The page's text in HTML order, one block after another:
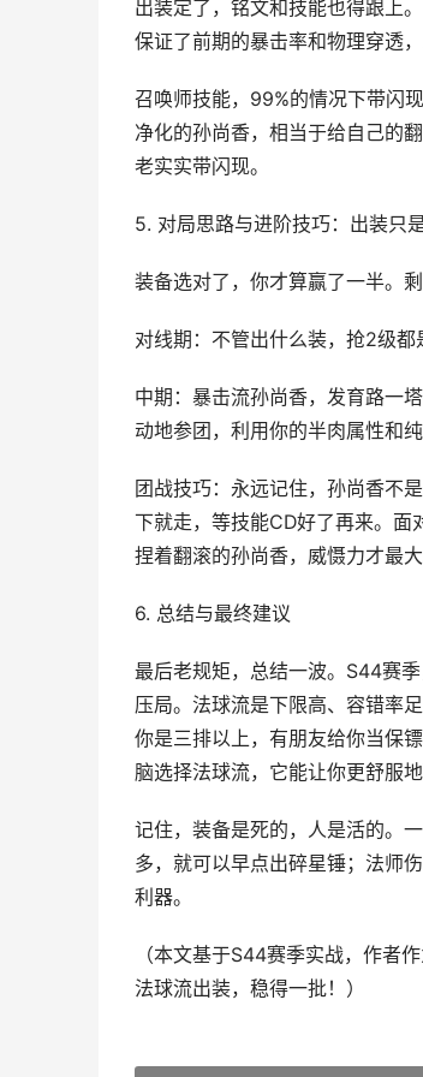
出装定了，铭文和技能也得跟上
保证了前期的暴击率和物理穿透，
召唤师技能，99%的情况下带闪
净化的孙尚香，相当于给自己的
老实实带闪现。
5. 对局思路与进阶技巧：出装只
装备选对了，你才算赢了一半。
对线期：不管出什么装，抢2级都
中期：暴击流孙尚香，发育路一
动地参团，利用你的半肉属性和
团战技巧：永远记住，孙尚香不
下就走，等技能CD好了再来。面
捏着翻滚的孙尚香，威慑力才最大
6. 总结与最终建议
最后老规矩，总结一波。S44赛
压局。法球流是下限高、容错率
你是三排以上，有朋友给你当保
脑选择法球流，它能让你更舒服地
记住，装备是死的，人是活的。
多，就可以早点出碎星锤；法师
利器。
（本文基于S44赛季实战，作者
法球流出装，稳得一批！）